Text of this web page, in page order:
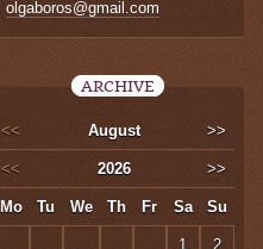
olgaboros@gmail.com
ARCHIVE
<< August >>
<< 2026 >>
Mo Tu We Th Fr Sa Su
1 2